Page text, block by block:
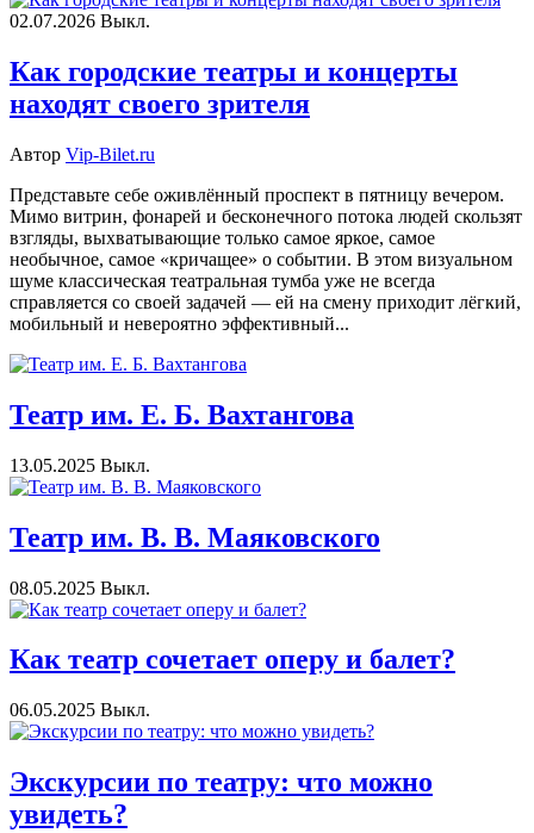
02.07.2026 Выкл.
Как городские театры и концерты
находят своего зрителя
Автор Vip-Bilet.ru
Представьте себе оживлённый проспект в пятницу вечером.
Мимо витрин, фонарей и бесконечного потока людей скользят
взгляды, выхватывающие только самое яркое, самое
необычное, самое «кричащее» о событии. В этом визуальном
шуме классическая театральная тумба уже не всегда
справляется со своей задачей — ей на смену приходит лёгкий,
мобильный и невероятно эффективный...
Театр им. Е. Б. Вахтангова
13.05.2025 Выкл.
Театр им. В. В. Маяковского
08.05.2025 Выкл.
Как театр сочетает оперу и балет?
06.05.2025 Выкл.
Экскурсии по театру: что можно
увидеть?